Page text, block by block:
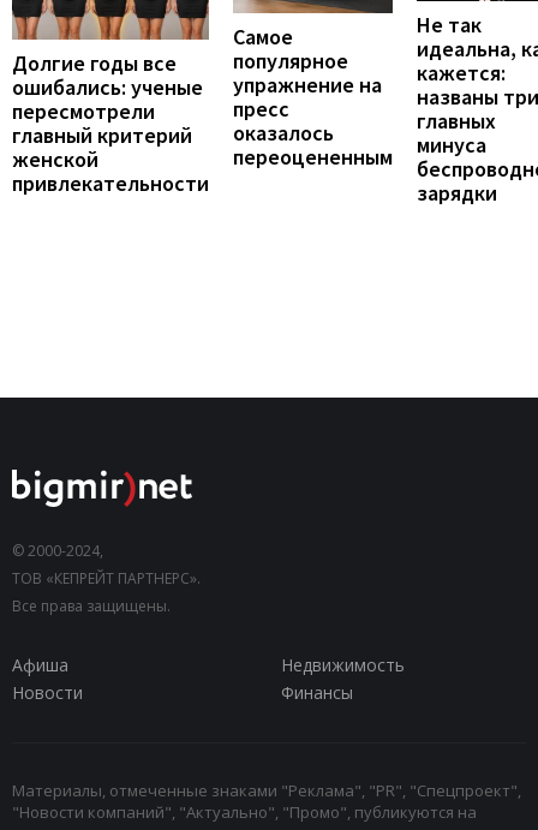
Долгие годы все
ошибались: ученые
пересмотрели
главный критерий
женской
привлекательности
Самое
популярное
упражнение на
пресс
оказалось
переоцененным
Не так
идеальна,
кажется:
названы три
главных
минуса
зарядки
© 2000-2024,
ТОВ «КЕПРЕЙТ ПАРТНЕРС».
Все права защищены.
Афиша
Недвижимость
Новости
Финансы
Материалы, отмеченные знаками "Реклама", "PR", "Спецпроект",
"Новости компаний", "Актуально", "Промо", публикуются на